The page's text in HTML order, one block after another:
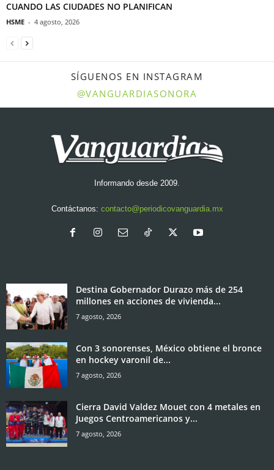
CUANDO LAS CIUDADES NO PLANIFICAN
HSME - 4 agosto, 2026
SÍGUENOS EN INSTAGRAM
@VANGUARDIASONORA
Informando desde 2009.
Contáctanos: contacto@periodicovanguardia.mx
Destina Gobernador Durazo más de 254
millones en acciones de vivienda...
7 agosto, 2026
Con 3 sonorenses, México obtiene el bronce
en hockey varonil de...
7 agosto, 2026
Cierra David Valdez Mouet con 4 metales en
Juegos Centroamericanos y...
7 agosto, 2026